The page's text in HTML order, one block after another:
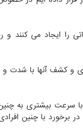
را ایجاد می کنند
و کشف آنها با شدت
سرعت بیشتری به
برخورد با چنین